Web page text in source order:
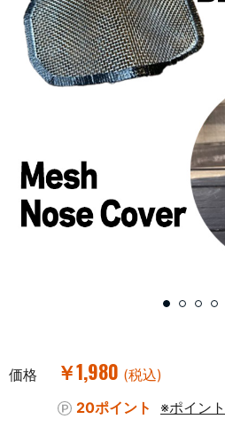
価格 ￥1,980 (税込)
20ポイント
※ポイン